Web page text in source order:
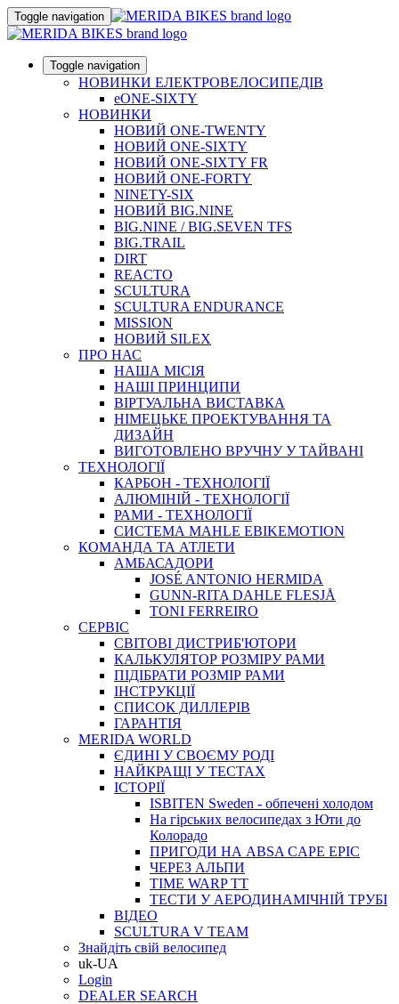
Toggle navigation
Toggle navigation
НОВИНКИ ЕЛЕКТРОВЕЛОСИПЕДІВ
eONE-SIXTY
НОВИНКИ
НОВИЙ ONE-TWENTY
НОВИЙ ONE-SIXTY
НОВИЙ ONE-SIXTY FR
НОВИЙ ONE-FORTY
NINETY-SIX
НОВИЙ BIG.NINE
BIG.NINE / BIG.SEVEN TFS
BIG.TRAIL
DIRT
REACTO
SCULTURA
SCULTURA ENDURANCE
MISSION
НОВИЙ SILEX
ПРО НАС
НАША МICIЯ
НАШI ПРИНЦИПИ
ВIРТУАЛЬНА ВИСТАВКА
НІМЕЦЬКЕ ПРОЕКТУВАННЯ ТА
ДИЗАЙН
ВИГОТОВЛЕНО ВРУЧНУ У ТАЙВАНІ
ТЕХНОЛОГІЇ
КАРБОН - ТЕХНОЛОГІЇ
АЛЮМІНІЙ - ТЕХНОЛОГІЇ
РАМИ - ТЕХНОЛОГІЇ
СИСТЕМА MAHLE EBIKEMOTION
КОМАНДА ТА АТЛЕТИ
АМБАСАДОРИ
JOSÉ ANTONIO HERMIDA
GUNN-RITA DAHLE FLESJÅ
TONI FERREIRO
СЕРВІС
СВІТОВІ ДИСТРИБ'ЮТОРИ
КАЛЬКУЛЯТОР РОЗМIРУ РАМИ
ПІДІБРАТИ РОЗМІР РАМИ
IНСТРУКЦIЇ
СПИСОК ДИЛЛЕРІВ
ГАРАНТIЯ
MERIDA WORLD
ЄДИНI У СВОЄМУ РОДI
НАЙКРАЩІ У ТЕСТАХ
ІСТОРІЇ
ISBITEN Sweden - обпечені холодом
На гірських велосипедах з Юти до
Колорадо
ПРИГОДИ НА ABSA CAPE EPIC
ЧЕРЕЗ АЛЬПИ
TIME WARP TT
ТЕСТИ У АЕРОДИНАМІЧНІЙ ТРУБІ
ВІДЕО
SCULTURA V TEAM
Знайдіть свій велосипед
uk-UA
Login
DEALER SEARCH